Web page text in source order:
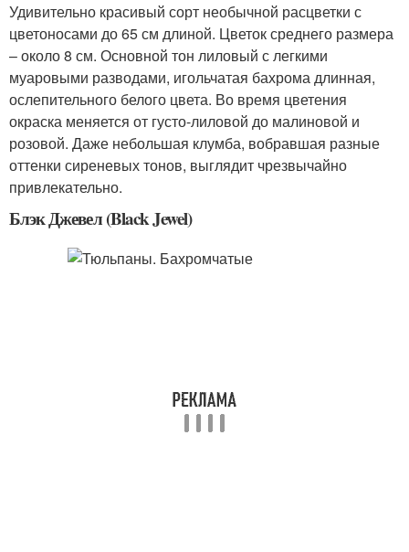
Удивительно красивый сорт необычной расцветки с
цветоносами до 65 см длиной. Цветок среднего размера
– около 8 см. Основной тон лиловый с легкими
муаровыми разводами, игольчатая бахрома длинная,
ослепительного белого цвета. Во время цветения
окраска меняется от густо-лиловой до малиновой и
розовой. Даже небольшая клумба, вобравшая разные
оттенки сиреневых тонов, выглядит чрезвычайно
привлекательно.
Блэк Джевел (Black Jewel)